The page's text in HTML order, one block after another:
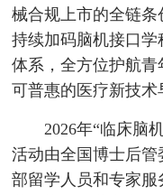
械合规上市的全链
持续加码脑机接口
体系，全方位护航青
可普惠的医疗新技术
2026年“临床脑
活动由全国博士后
部留学人员和专家